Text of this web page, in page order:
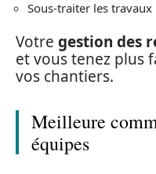
Sous-traiter les travaux
Votre gestion des
et vous tenez plus
vos chantiers.
Meilleure
équipes